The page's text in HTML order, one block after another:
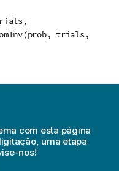
trials,
com esta página
uma etapa
nos!